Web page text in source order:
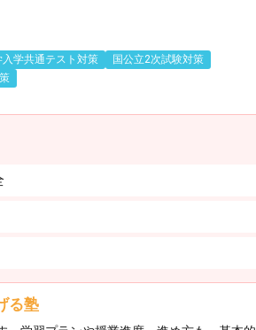
入学共通テスト対策
国公立2次試験対策
る塾